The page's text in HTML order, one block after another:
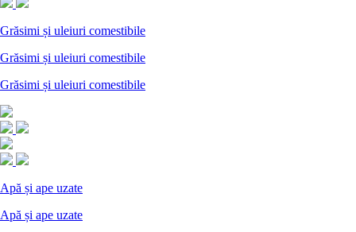
Grăsimi și uleiuri comestibile
Grăsimi și uleiuri comestibile
Grăsimi și uleiuri comestibile
Apă și ape uzate
Apă și ape uzate